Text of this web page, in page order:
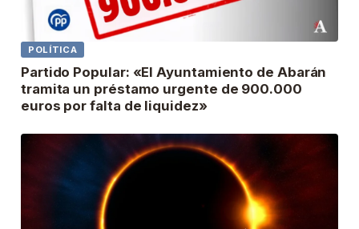
POLÍTICA
Partido Popular: «El Ayuntamiento de Abarán
tramita un préstamo urgente de 900.000
euros por falta de liquidez»